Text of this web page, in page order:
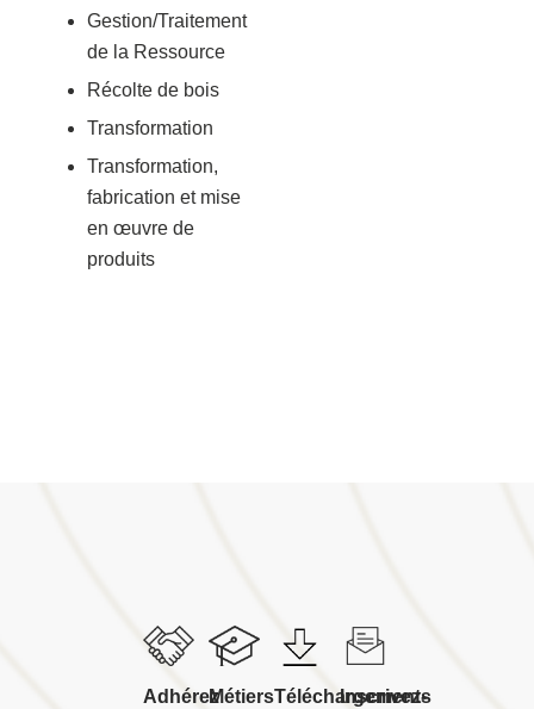
Gestion/Traitement
de la Ressource
Récolte de bois
Transformation
Transformation,
fabrication et mise
en œuvre de
produits
AdhérezMétiersTéléchargements
Inscrivez-